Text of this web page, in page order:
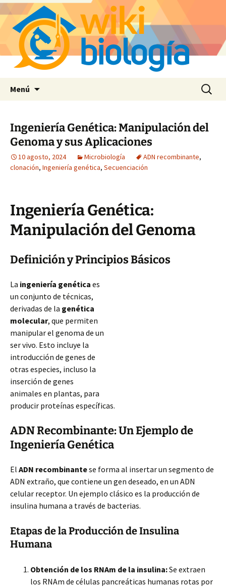
Menú Buscar:
Ingeniería Genética: Manipulación del
Genoma y sus Aplicaciones
10 agosto, 2024 Microbiología ADN recombinante,
clonación, Ingeniería genética, Secuenciación
Ingeniería Genética:
Manipulación del Genoma
Definición y Principios Básicos
La ingeniería genética es
un conjunto de técnicas,
derivadas de la genética
molecular, que permiten
manipular el genoma de un
ser vivo. Esto incluye la
introducción de genes de
otras especies, incluso la
inserción de genes
animales en plantas, para
producir proteínas específicas.
ADN Recombinante: Un Ejemplo de
Ingeniería Genética
El ADN recombinantese forma al insertar un segmento de
ADN extraño, que contiene un gen deseado, en un ADN
celular receptor. Un ejemplo clásico es la producción de
insulina humana a través de bacterias.
Etapas de la Producción de Insulina
Humana
Obtención de los RNAm de la insulina:Se extraen
los RNAm de células pancreáticas humanas rotas por